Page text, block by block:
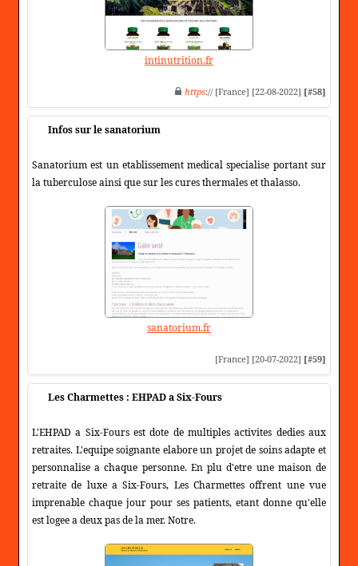
intinutrition.fr
https:// [France] [22-08-2022] [#58]
Infos sur le sanatorium
Sanatorium est un etablissement medical specialise portant sur
la tuberculose ainsi que sur les cures thermales et thalasso.
sanatorium.fr
[France] [20-07-2022] [#59]
Les Charmettes : EHPAD a Six-Fours
L'EHPAD a Six-Fours est dote de multiples activites dedies aux
retraites. L'equipe soignante elabore un projet de soins adapte et
personnalise a chaque personne. En plu d'etre une maison de
retraite de luxe a Six-Fours, Les Charmettes offrent une vue
imprenable chaque jour pour ses patients, etant donne qu'elle
est logee a deux pas de la mer. Notre.